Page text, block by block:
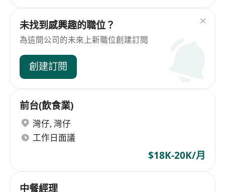
未找到感興趣的職位？
為這間公司的未來上新職位創建訂閱
創建訂閱
前台(飲食業)
灣仔, 灣仔
工作日面議
$18K-20K/月
中餐經理